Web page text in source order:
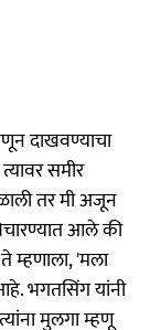
दाखवण्याचा
समीर
तर मी अजून
आले की
म्हणाला, 'मला
भगतसिंग यांनी
मुलगा म्हणू